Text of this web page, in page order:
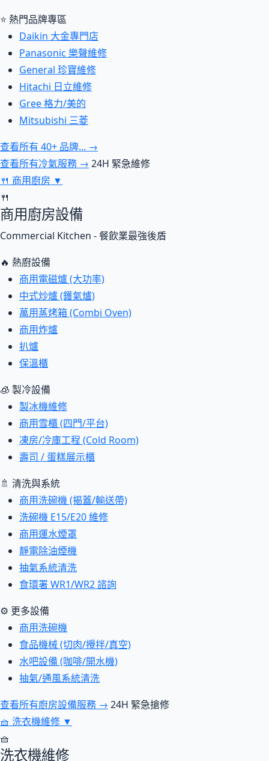
⭐ 熱門品牌專區
Daikin 大金專門店
Panasonic 樂聲維修
General 珍寶維修
Hitachi 日立維修
Gree 格力/美的
Mitsubishi 三菱
查看所有 40+ 品牌... →
查看所有冷氣服務 → 24H 緊急維修
🍴 商用廚房 ▼
🍴
商用廚房設備
Commercial Kitchen - 餐飲業最強後盾
🔥 熱廚設備
商用電磁爐 (大功率)
中式炒爐 (鑊氣爐)
萬用蒸烤箱 (Combi Oven)
商用炸爐
扒爐
保溫櫃
🧊 製冷設備
製冰機維修
商用雪櫃 (四門/平台)
凍房/冷庫工程 (Cold Room)
壽司 / 蛋糕展示櫃
🚿 清洗與系統
商用洗碗機 (揭蓋/輸送帶)
洗碗機 E15/E20 維修
商用運水煙罩
靜電除油煙機
抽氣系統清洗
食環署 WR1/WR2 諮詢
⚙ 更多設備
商用洗碗機
食品機械 (切肉/攪拌/真空)
水吧設備 (咖啡/開水機)
抽氣/通風系統清洗
查看所有廚房設備服務 → 24H 緊急搶修
🧺 洗衣機維修 ▼
🧺
洗衣機維修